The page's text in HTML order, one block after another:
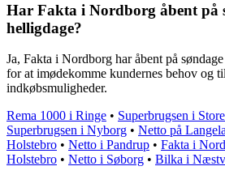
Har Fakta i Nordborg åbent på
helligdage?
Ja, Fakta i Nordborg har åbent på
for at imødekomme kundernes behov og
indkøbsmuligheder.
Rema 1000 i Ringe • Superbrugsen i
Superbrugsen i Nyborg • Netto på
Holstebro • Netto i Pandrup • Fakta i
Holstebro • Netto i Søborg • Bilka i